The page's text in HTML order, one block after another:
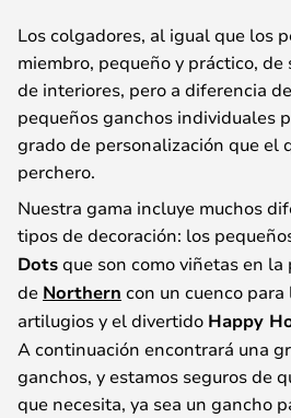
Los colgadores, al igual que los
miembro, pequeño y práctico,
de interiores, pero a diferencia
pequeños ganchos individuales
grado de personalización que el
perchero.
Nuestra gama incluye muchos
tipos de decoración: los
Dotsque son como viñetas en la
de Northern con un cuenco
artilugios y el divertido Happy
A continuación encontrará una
ganchos, y estamos seguros de
que necesita, ya sea un gancho